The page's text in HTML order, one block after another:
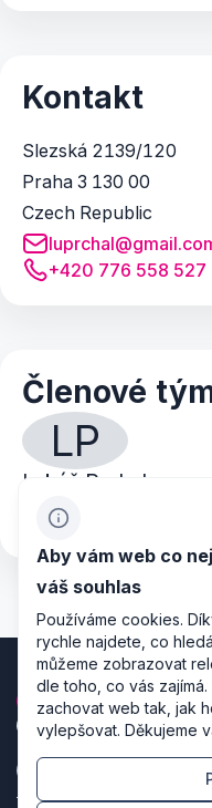
Kontakt
Slezská 2139/120
Praha 3 130 00
Czech Republic
+420 776 558 527
Členové
LP
Lukáš Prchal
+420 776 558 527
Aby vám web co
váš souhlas
Používáme cookies.
rychle najdete, co
můžeme zobrazovat
dle toho, co vás zajímá.
zachovat web tak, jak
vylepšovat. Děkujeme